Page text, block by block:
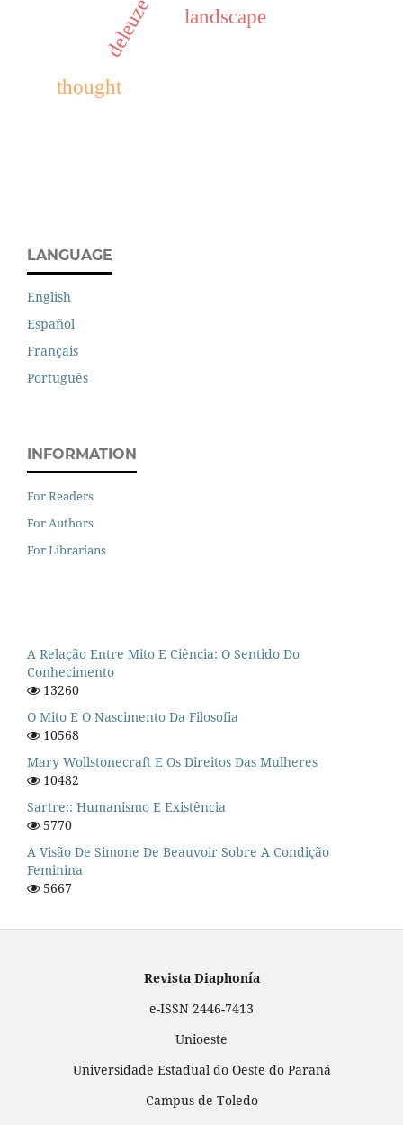
deleuze landscape
thought
LANGUAGE
English
Español
Français
Português
INFORMATION
For Readers
For Authors
For Librarians
A Relação Entre Mito E Ciência: O Sentido Do
Conhecimento
13260
O Mito E O Nascimento Da Filosofia
10568
Mary Wollstonecraft E Os Direitos Das Mulheres
10482
Sartre:: Humanismo E Existência
5770
A Visão De Simone De Beauvoir Sobre A Condição
Feminina
5667
Revista Diaphonía
e-ISSN 2446-7413
Unioeste
Universidade Estadual do Oeste do Paraná
Campus de Toledo